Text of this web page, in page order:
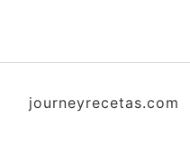
journeyrecetas.com